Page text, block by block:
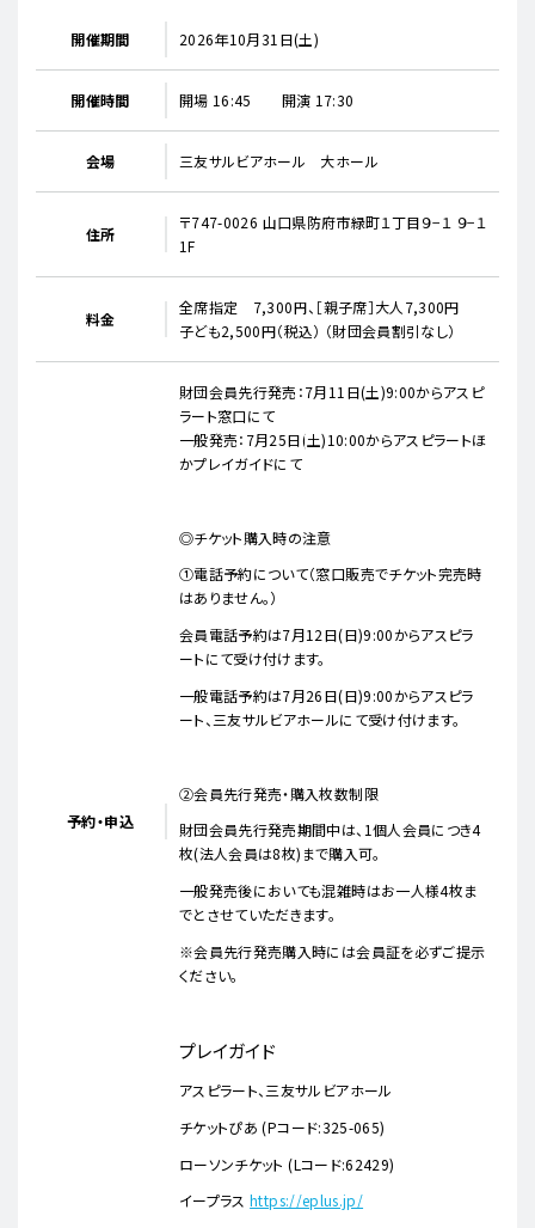
開催期間 2026年10月31日(土)
開催時間 開場 16:45 開演 17:30
会場 三友サルビアホール 大ホール
住所
〒747-0026 山口県防府市緑町１丁目９−１ ９−１
1F
料金
全席指定 7,300円、［親子席］大人7,300円
子ども2,500円（税込） （財団会員割引なし）
予約・申込
財団会員先行発売：7月11日(土)9:00からアスピ
ラート窓口にて
一般発売：7月25日(土)10:00からアスピラートほ
かプレイガイドにて
◎チケット購入時の注意
①電話予約について（窓口販売でチケット完売時
はありません。）
会員電話予約は7月12日(日)9:00からアスピラ
ートにて受け付けます。
一般電話予約は7月26日(日)9:00からアスピラ
ート、三友サルビアホールにて受け付けます。
②会員先行発売・購入枚数制限
財団会員先行発売期間中は、1個人会員につき4
枚(法人会員は8枚)まで購入可。
一般発売後においても混雑時はお一人様4枚ま
でとさせていただきます。
※会員先行発売購入時には会員証を必ずご提示
ください。
プレイガイド
アスピラート、三友サルビアホール
チケットぴあ (Pコード:325-065)
ローソンチケット (Lコード:62429)
イープラスhttps://eplus.jp/